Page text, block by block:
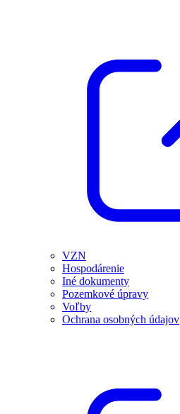
VZN
Hospodárenie
Iné dokumenty
Pozemkové úpravy
Voľby
Ochrana osobných údajov